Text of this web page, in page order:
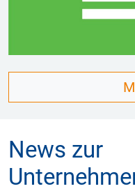
News zur